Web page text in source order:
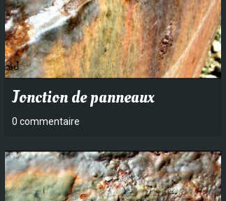
Jonction de panneaux
0 commentaire